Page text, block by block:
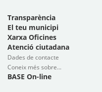
Transparència
El teu municipi
Xarxa Oficines
Atenció ciutadana
Dades de contacte
Coneix més sobre...
BASE On-line